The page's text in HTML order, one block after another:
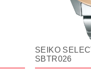
SEIKO
SBTR026